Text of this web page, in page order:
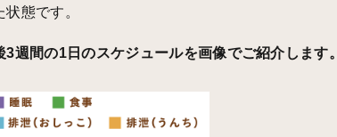
態です。
週間の1日のスケジュールを画像でご紹介します。